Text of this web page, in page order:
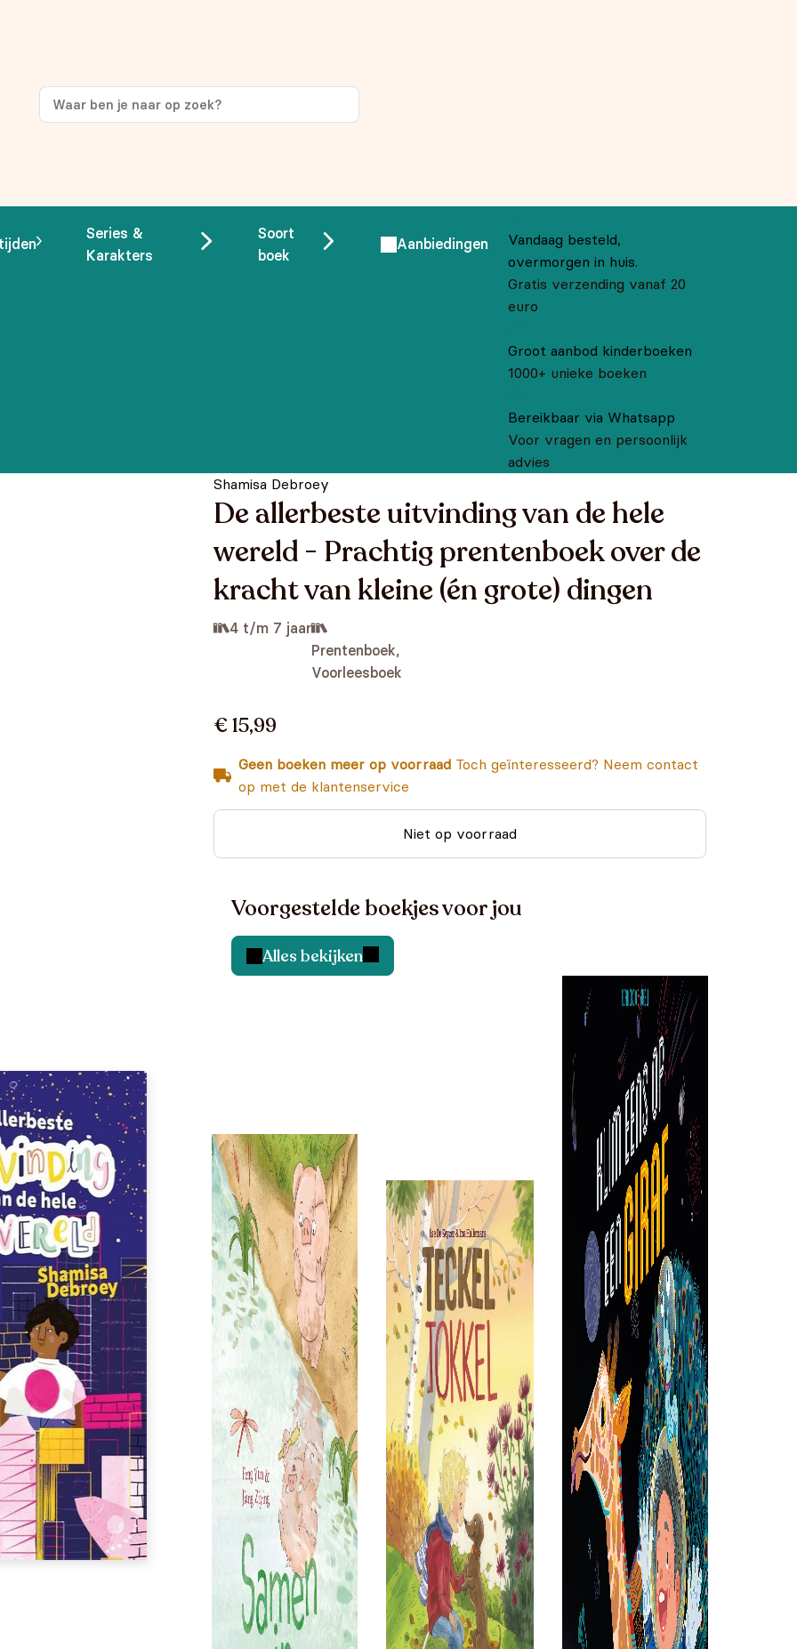
Series &
Karakters
Soort
boek
Aanbiedingen
Vandaag besteld,
overmorgen in huis.
Gratis verzending vanaf 20
euro
Groot aanbod kinderboeken
1000+ unieke boeken
Bereikbaar via Whatsapp
Voor vragen en persoonlijk
advies
Shamisa Debroey
De allerbeste uitvinding van de hele
wereld - Prachtig prentenboek over de
kracht van kleine (én grote) dingen
4 t/m 7 jaar
Prentenboek,
Voorleesboek
€ 15,99
Geen boeken meer op voorraad Toch geïnteresseerd? Neem contact
op met de klantenservice
Niet op voorraad
Voorgestelde boekjes voor jou
Alles bekijken
op je eerste aankoop!